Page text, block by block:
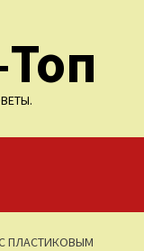
ПЛАСТИКОВЫМ